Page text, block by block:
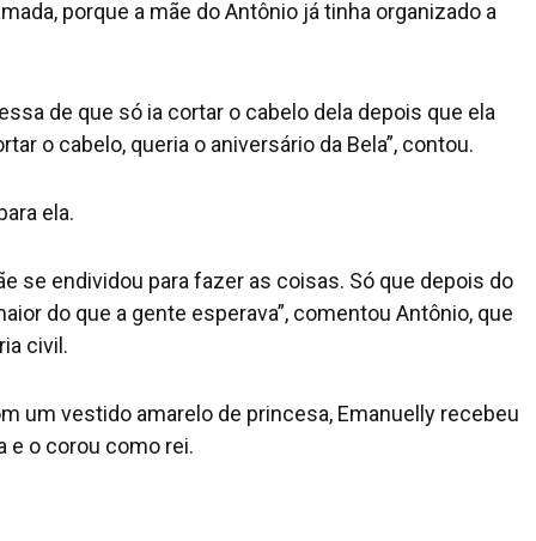
porque a mãe do Antônio já tinha organizado a
de que só ia cortar o cabelo dela depois que ela
o cabelo, queria o aniversário da Bela”, contou.
ela.
se endividou para fazer as coisas. Só que depois do
do que a gente esperava”, comentou Antônio, que
civil.
um vestido amarelo de princesa, Emanuelly recebeu
e o corou como rei.